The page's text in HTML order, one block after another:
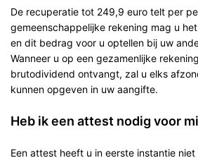
De recuperatie tot 249,9 euro telt per
gemeenschappelijke rekening mag u
en dit bedrag voor u optellen bij uw
Wanneer u op een gezamenlijke
brutodividend ontvangt, zal u elks
kunnen opgeven in uw aangifte.
Heb ik een attest nodig voor
Een attest heeft u in eerste instantie